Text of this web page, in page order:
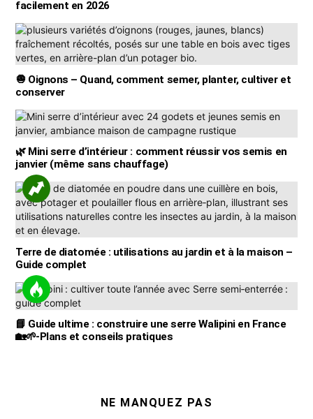
facilement en 2026
🧅 Oignons – Quand, comment semer, planter, cultiver et
conserver
🌿 Mini serre d’intérieur : comment réussir vos semis en
janvier (même sans chauffage)
Terre de diatomée : utilisations au jardin et à la maison –
Guide complet
📘 Guide ultime : construire une serre Walipini en France
🏡🌱-Plans et conseils pratiques
NE MANQUEZ PAS